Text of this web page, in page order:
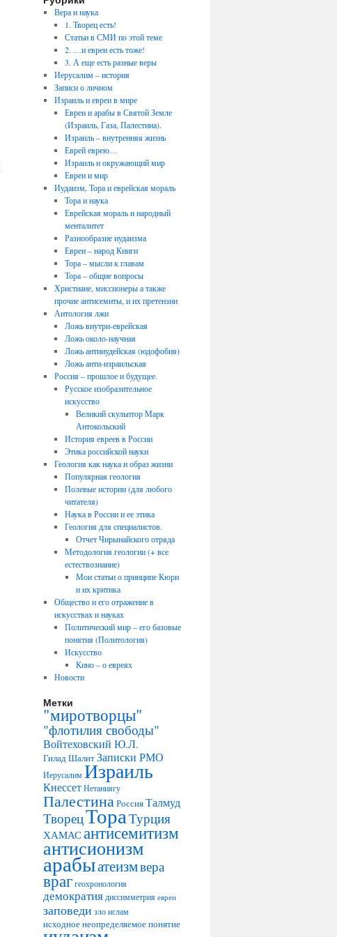
Вера и наука
1. Творец есть!
Статьи в СМИ по этой теме
2. …и евреи есть тоже!
3. А еще есть разные веры
Иерусалим – история
Записи о личном
Израиль и евреи в мире
Евреи и арабы в Святой Земле
(Израиль, Газа, Палестина).
Израиль – внутренняя жизнь
Еврей еврею…
Израиль и окружающий мир
Евреи и мир
Иудаизм, Тора и еврейская мораль
Тора и наука
Еврейская мораль и народный
менталитет
Разнообразие иудаизма
Евреи – народ Книги
Тора – мысли к главам
Тора – общие вопросы
Христиане, миссионеры а также
прочие антисемиты, и их претензии
Антология лжи
Ложь внутри-еврейская
Ложь около-научная
Ложь антииудейская (юдофобия)
Ложь анти-израильская
Россия – прошлое и будущее.
Русское изобразительное
искусство
Великий скульптор Марк
Антокольский
История евреев в России
Этика российской науки
Геология как наука и образ жизни
Популярная геология
Полевые истории (для любого
читателя)
Наука в России и ее этика
Геология для специалистов.
Отчет Чирынайского отряда
Методология геологии (+ все
естествознание)
Мои статьи о принципе Кюри
и их критика
Общество и его отражение в
искусствах и науках
Политический мир – его базовые
понятия (Политология)
Искусство
Кино – о евреях
Новости
Метки
"миротворцы"
"флотилия свободы"
Войтеховский Ю.Л.
Гилад ШалитЗаписки РМО
ИерусалимИзраиль
КнессетНетаниягу
ПалестинаРоссияТалмуд
ТворецТораТурция
ХАМАСантисемитизм
антисионизм
арабыатеизмвера
враггеохронология
демократия диссимметрия евреи
заповеди злоислам
исходное неопределяемое понятие